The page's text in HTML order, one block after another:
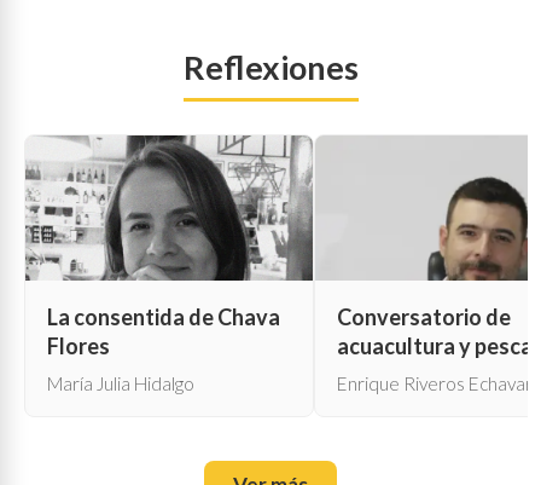
Reflexiones
La consentida de Chava
Flores
María Julia Hidalgo
Conversatorio de
acuacultura y pesca
Enrique Riveros